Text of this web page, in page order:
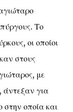
Το
οι οποίοι
στους
με
άντεξαν για
στην οποία και